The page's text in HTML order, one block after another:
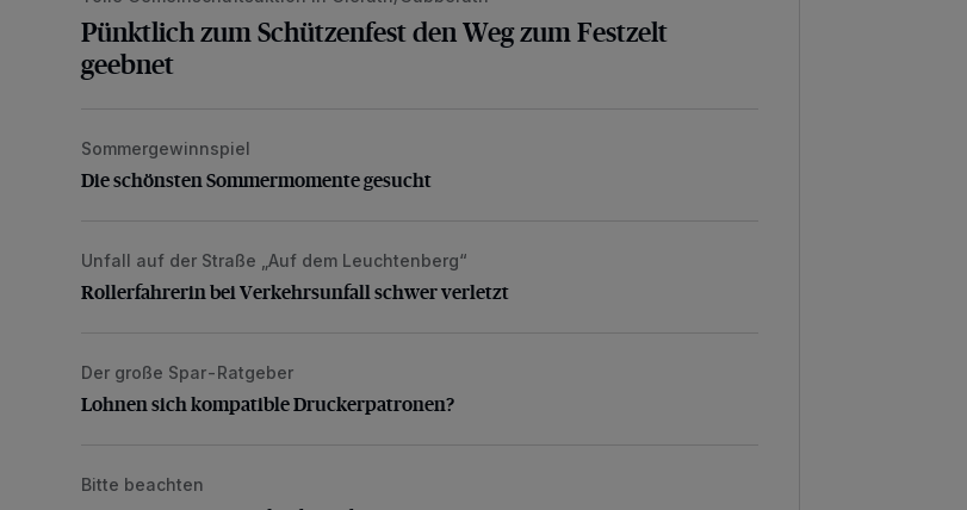
Pünktlich zum Schützenfest den Weg zum Festzelt
geebnet
Die schönsten Sommermomente gesucht
Sommergewinnspiel
Die schönsten Sommermomente gesucht
Rollerfahrerin bei Verkehrsunfall schwer verletzt
Unfall auf der Straße „Auf dem Leuchtenberg“
Rollerfahrerin bei Verkehrsunfall schwer verletzt
Lohnen sich kompatible Druckerpatronen?
Der große Spar-Ratgeber
Lohnen sich kompatible Druckerpatronen?
Sperrung wegen Brückenbauarbeiten
Bitte beachten